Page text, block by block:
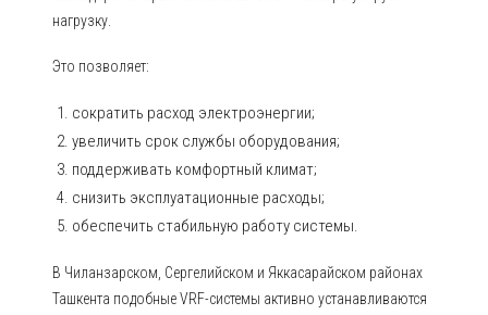
нагрузку.
Это позволяет:
сократить расход электроэнергии;
увеличить срок службы оборудования;
поддерживать комфортный климат;
снизить эксплуатационные расходы;
обеспечить стабильную работу системы.
В Чиланзарском, Сергелийском и Яккасарайском районах
Ташкента подобные VRF-системы активно устанавливаются